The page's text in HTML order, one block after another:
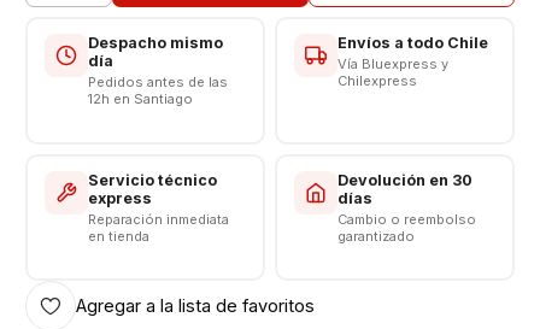
Despacho mismo
día
Pedidos antes de las
12h en Santiago
Envíos a todo Chile
Vía Bluexpress y
Chilexpress
Servicio técnico
express
Reparación inmediata
en tienda
Devolución en 30
días
Cambio o reembolso
garantizado
Agregar a la lista de favoritos